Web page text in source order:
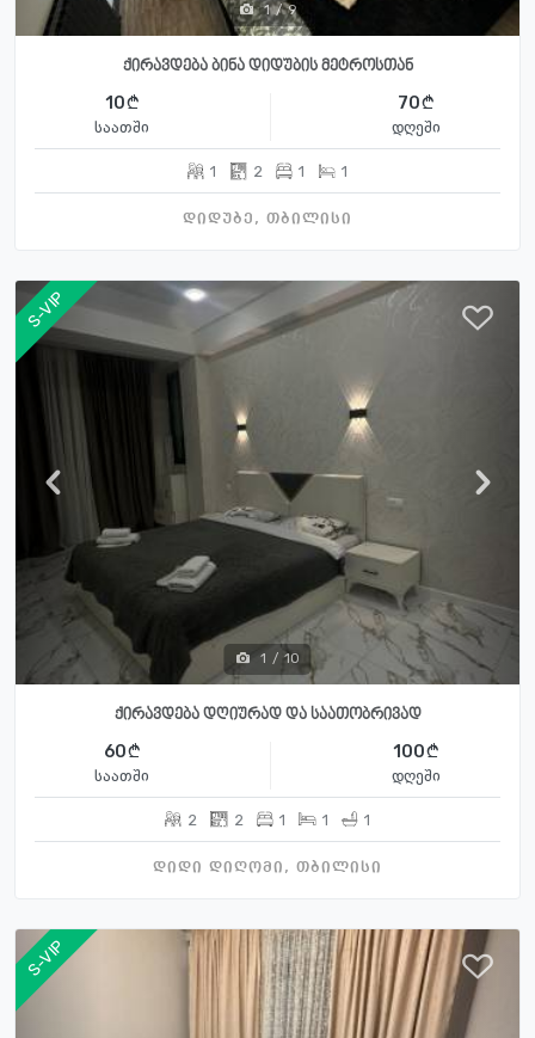
1 / 9
ქირავდება ბინა დიდუბის მეტროსთან
10
საათში
70
დღეში
1 2 1 1
დიდუბე, თბილისი
S-VIP
1 / 10
ქირავდება დღიურად და საათობრივად
60
საათში
100
დღეში
2 2 1 1 1
დიდი დიღომი, თბილისი
S-VIP